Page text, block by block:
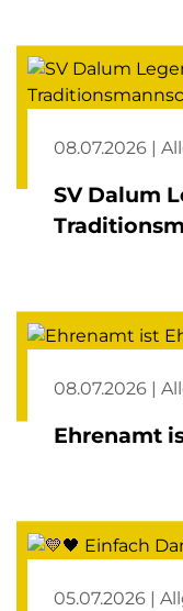
08.07.2026 |
SV Dalum
08.07.2026 |
Ehrenamt
05.07.2026 |